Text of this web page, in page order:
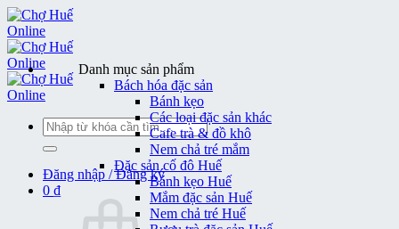
Bỏ
qua
nội
dung
Tìm
kiếm:
Đăng nhập / Đăng ký
0 ₫
Danh mục sản phẩm
Bách hóa đặc sản
Bánh kẹo
Các loại đặc sản khác
Cafe trà & đồ khô
Nem chả tré mắm
Đặc sản cố đô Huế
Bánh kẹo Huế
Mắm đặc sản Huế
Nem chả tré Huế